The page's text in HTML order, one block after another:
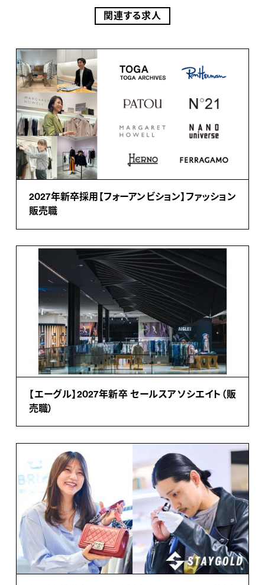
関連する求人
2027年新卒採用【フォーアンビション】ファッション
販売職
【エーグル】2027年新卒 セールスアソシエイト（販
売職）